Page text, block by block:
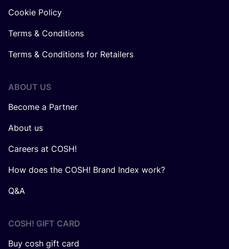
Cookie Policy
Terms & Conditions
Terms & Conditions for Retailers
ABOUT US
Become a Partner
About us
Careers at COSH!
How does the COSH! Brand Index work?
Q&A
COSH! GIFT CARD
Buy cosh gift card